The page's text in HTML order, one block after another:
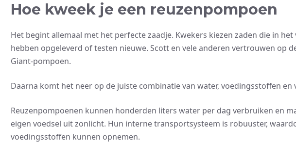
Hoe kweek je een reuzenpompoen
Het begint allemaal met het perfecte zaadje. Kwekers kiezen zaden die in
hebben opgeleverd of testen nieuwe. Scott en vele anderen vertrouwen op
Giant-pompoen.
Daarna komt het neer op de juiste combinatie van water, voedingsstoffen en
Reuzenpompoenen kunnen honderden liters water per dag verbruiken en
eigen voedsel uit zonlicht. Hun interne transportsysteem is robuuster,
voedingsstoffen kunnen opnemen.